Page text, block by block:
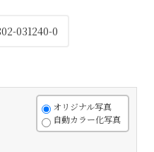
031240-0
オリジナル写真
自動カラー化写真